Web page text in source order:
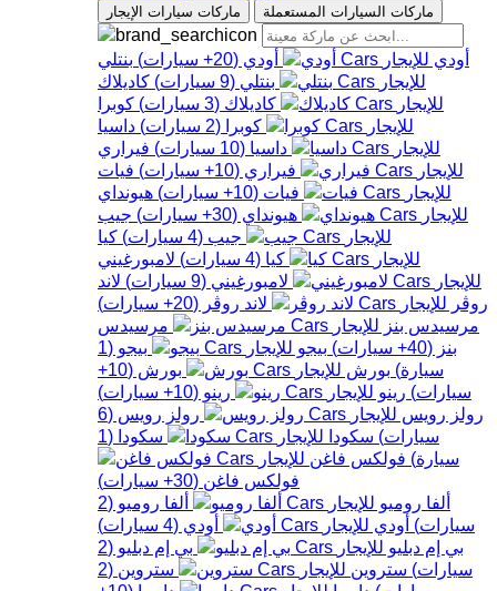
ماركات سيارات الإيجار ماركات السيارات المستعملة
أودي أودي (
20+ سيارات) بنتلي
بنتلي (
9 سيارات) كاديلاك
كاديلاك (
3 سيارات) كوبرا
كوبرا (
2 سيارات) داسيا
داسيا (
10 سيارات) فيراري
فيراري (
10+ سيارات) فيات
فيات (
10+ سيارات) هيونداي
هيونداي (
30+ سيارات) جيب
جيب (
4 سيارات) كيا
كيا (
4 سيارات) لامبورغيني
لامبورغيني (
9 سيارات) لاند
روڤر
لاند روڤر (
20+ سيارات)
مرسيدس بنز
مرسيدس
بنز (
40+ سيارات) بيجو بيجو (
1
سيارة) بورش بورش (
10+
سيارات) رينو رينو (
10+ سيارات)
رولز رويس
رولز رويس (
6
سيارات) سكودا سكودا (
1
سيارة) فولكس فاغن
فولكس فاغن (
30+ سيارات)
ألفا روميو
ألفا روميو (
2
سيارات) أودي أودي (
4 سيارات)
بي إم دبليو
بي إم دبليو (
2
سيارات) ستروين ستروين (
2